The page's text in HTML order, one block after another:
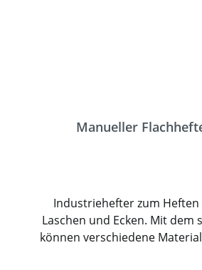
Manueller
Industriehefter zum Heften
Laschen und Ecken. Mit dem
können verschiedene